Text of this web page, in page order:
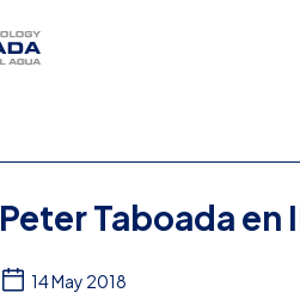
Peter Taboada en
14 May 2018